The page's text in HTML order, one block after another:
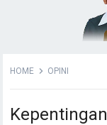
HOME OPINI
Kepentingan